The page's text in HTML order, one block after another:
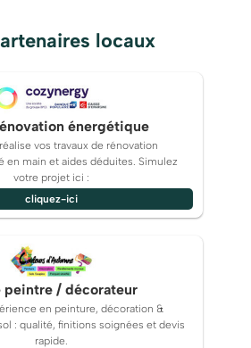
locaux
énergétique
vos travaux de rénovation
en main et aides déduites. Simulez
votre projet ici :
cliquez-ici
peintre / décorateur
en peinture, décoration &
: qualité, finitions soignées et devis
rapide.